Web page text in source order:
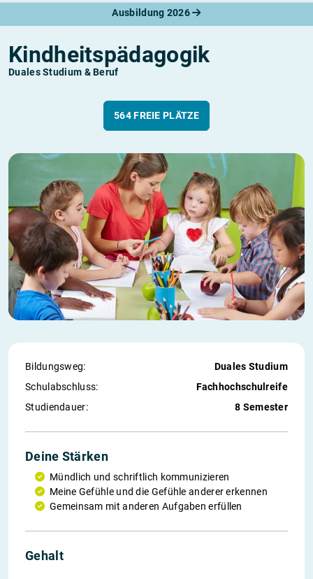
Ausbildung 2026
Kindheitspädagogik
Duales Studium & Beruf
564 FREIE PLÄTZE
Bildungsweg:
Duales Studium
Schul­abschluss:
Fachhochschulreife
Studiendauer:
8 Semester
Deine Stärken
Mündlich und schriftlich kommunizieren
Meine Gefühle und die Gefühle anderer erkennen
Gemeinsam mit anderen Aufgaben erfüllen
Gehalt
900 €